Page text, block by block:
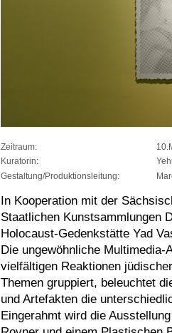
Zeitraum:
Kuratorin:
Gestaltung/Produktionsleitung:
In Kooperation mit der
Staatlichen Kunstsammlungen
Holocaust-Gedenkstätte Yad
Die ungewöhnliche
vielfältigen Reaktionen
Themen gruppiert, beleuchtet
und Artefakten die
Eingerahmt wird die